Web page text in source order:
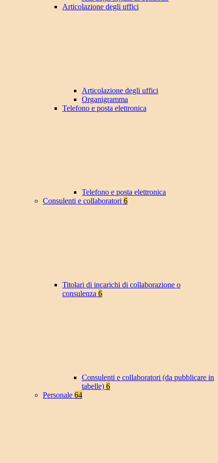
Articolazione degli uffici
Articolazione degli uffici
Organigramma
Telefono e posta elettronica
Telefono e posta elettronica
Consulenti e collaboratori 6
Titolari di incarichi di collaborazione o
consulenza 6
Consulenti e collaboratori (da pubblicare in
tabelle) 6
Personale 64